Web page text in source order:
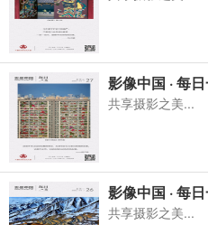
影像中国 · 每
共享摄影之美...
影像中国 · 每
共享摄影之美...